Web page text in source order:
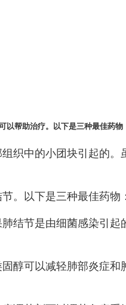
以帮助治疗。以下是三种最佳药物
织中的小团块引起的
。以下是三种最佳药物：
结节是由细菌感染引
醇可以减轻肺部炎症